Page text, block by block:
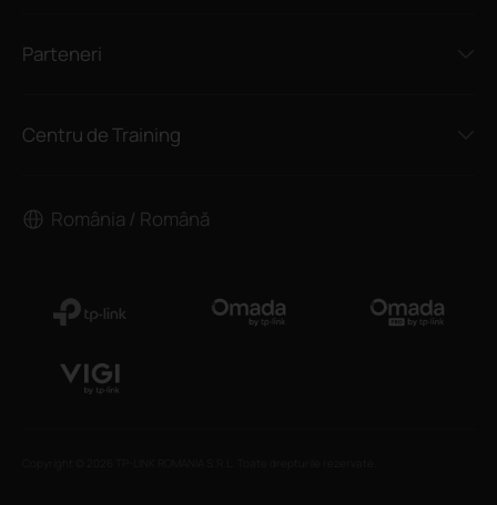
Parteneri
Centru de Training
România / Română